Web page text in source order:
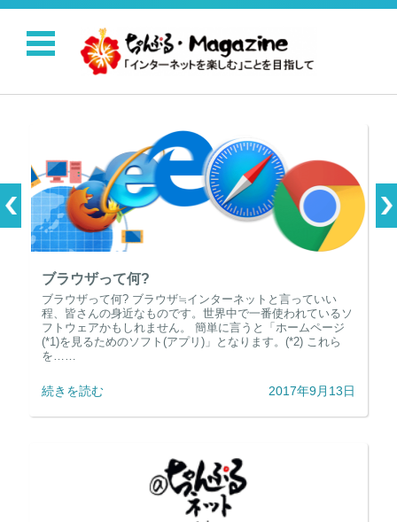
コンテンツに移動
ブラウザって何?
ブラウザって何? ブラウザ≒インターネットと言っていい
程、皆さんの身近なものです。世界中で一番使われているソ
フトウェアかもしれません。 簡単に言うと「ホームページ
(*1)を見るためのソフト(アプリ)」となります。(*2) これら
を……
続きを読む 2017年9月13日